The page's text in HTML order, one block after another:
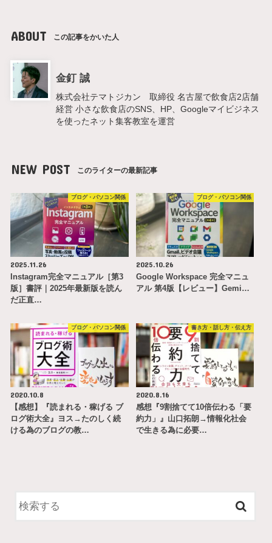
ABOUT この記事をかいた人
金釘 誠
株式会社テマトジカン 取締役 名古屋で飲食店2店舗
経営 小さな飲食店のSNS、HP、Googleマイビジネス
を使ったネット集客教室を運営
NEW POST このライターの最新記事
ブログ・パソコン関係
2025.11.26
Instagram完全マニュアル［第3
版］書評｜2025年最新版を読ん
だ正直…
ブログ・パソコン関係
2025.10.26
Google Workspace 完全マニュ
アル 第4版【レビュー】Gemi…
ブログ・パソコン関係
2020.10.8
【感想】『読まれる・稼げる ブ
ログ術大全』ヨス→たのしく続
ける為のブログの教…
書き方・話し方・伝え方
2020.8.16
感想『9割捨てて10倍伝わる「要
約力」』山口拓朗→情報化社会
で生きる為に必要…